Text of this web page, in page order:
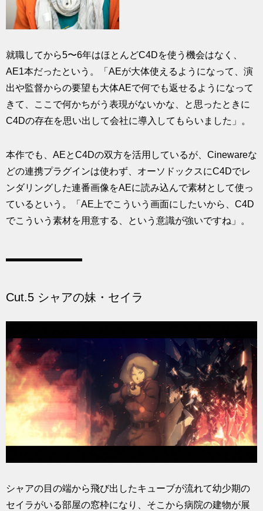
就職してから5〜6年はほとんどC4Dを使う機会はなく、
AE1本だったという。「AEが大体使えるようになって、演
出や監督からの要望も大体AEで何でも返せるようになって
きて、ここで何かちがう表現がないかな、と思ったときに
C4Dの存在を思い出して会社に導入してもらいました」。
本作でも、AEとC4Dの双方を活用しているが、Cinewareな
どの連携プラグインは使わず、オーソドックスにC4Dでレ
ンダリングした連番画像をAEに読み込んで素材として使っ
ているという。「AE上でこういう画面にしたいから、C4D
でこういう素材を用意する、という意識が強いですね」。
Cut.5 シャアの妹・セイラ
シャアの目の端から飛び出したキューブが流れて幼少期の
セイラがいる部屋の窓枠になり、そこから病院の建物が展